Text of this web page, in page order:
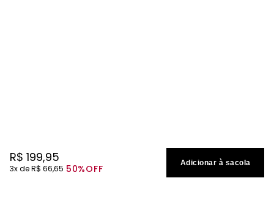
R$ 199,95
3 R$ 66,65 50%OFF Adicionar à sacola